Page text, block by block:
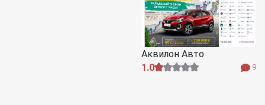
Аквилон Авто
1.0
9